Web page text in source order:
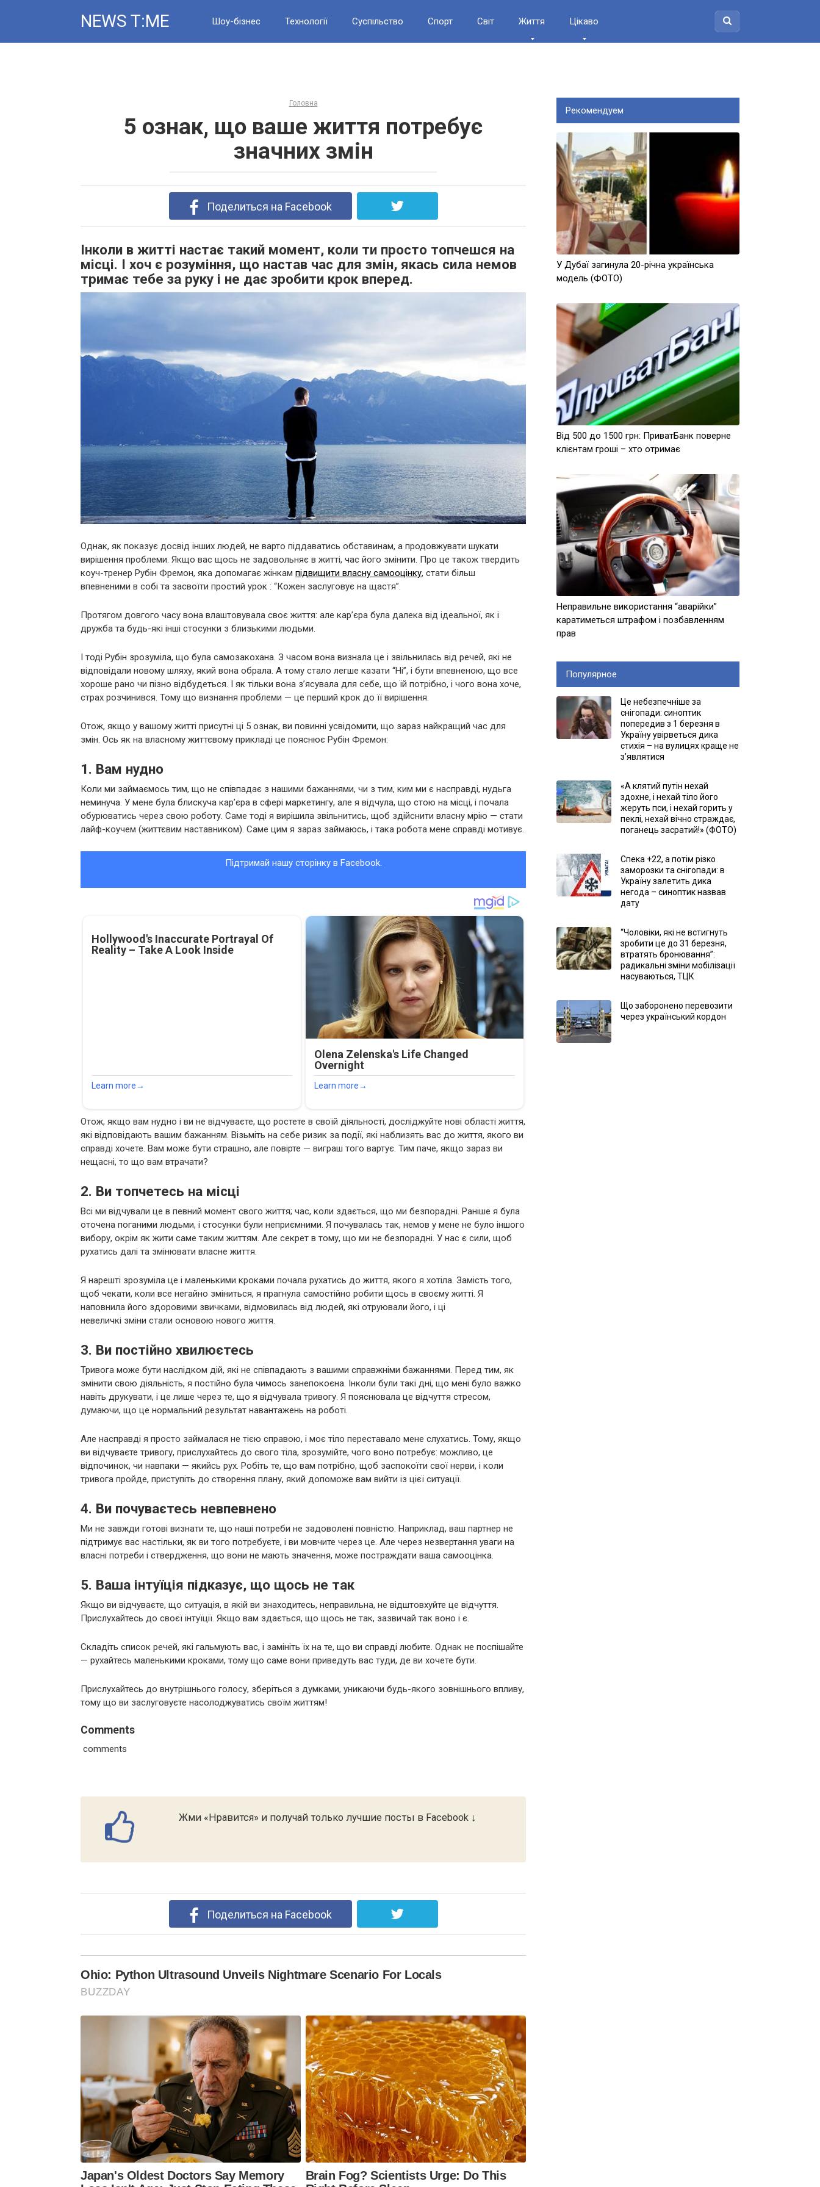
NEWS T:ME Шоу-бізнес Технології Суспільство Спорт Світ Життя Цікаво
Головна
5 ознак, що ваше життя потребує
значних змін
Поделиться на Facebook
Інколи в житті настає такий момент, коли ти просто топчешся на
місці. І хоч є розуміння, що настав час для змін, якась сила немов
тримає тебе за руку і не дає зробити крок вперед.
Однак, як показує досвід інших людей, не варто піддаватись обставинам, а продовжувати шукати
вирішення проблеми. Якщо вас щось не задовольняє в житті, час його змінити. Про це також твердить
коуч-тренер Рубін Фремон, яка допомагає жінкам підвищити власну самооцінку, стати більш
впевненими в собі та засвоїти простий урок : “Кожен заслуговує на щастя”.
Протягом довгого часу вона влаштовувала своє життя: але кар’єра була далека від ідеальної, як і
дружба та будь-які інші стосунки з близькими людьми.
І тоді Рубін зрозуміла, що була самозакохана. З часом вона визнала це і звільнилась від речей, які не
відповідали новому шляху, який вона обрала. А тому стало легше казати “Ні”, і бути впевненою, що все
хороше рано чи пізно відбудеться. І як тільки вона з’ясувала для себе, що їй потрібно, і чого вона хоче,
страх розчинився. Тому що визнання проблеми — це перший крок до її вирішення.
Отож, якщо у вашому житті присутні ці 5 ознак, ви повинні усвідомити, що зараз найкращий час для
змін. Ось як на власному життєвому прикладі це пояснює Рубін Фремон:
1. Вам нудно
Коли ми займаємось тим, що не співпадає з нашими бажаннями, чи з тим, ким ми є насправді, нудьга
неминуча. У мене була блискуча кар’єра в сфері маркетингу, але я відчула, що стою на місці, і почала
обурюватись через свою роботу. Саме тоді я вирішила звільнитись, щоб здійснити власну мрію — стати
лайф-коучем (життєвим наставником). Саме цим я зараз займаюсь, і така робота мене справді мотивує.
Підтримай нашу сторінку в Facebook.
Отож, якщо вам нудно і ви не відчуваєте, що ростете в своїй діяльності, досліджуйте нові області життя,
які відповідають вашим бажанням. Візьміть на себе ризик за події, які наблизять вас до життя, якого ви
справді хочете. Вам може бути страшно, але повірте — виграш того вартує. Тим паче, якщо зараз ви
нещасні, то що вам втрачати?
2. Ви топчетесь на місці
Всі ми відчували це в певний момент свого життя; час, коли здається, що ми безпорадні. Раніше я була
оточена поганими людьми, і стосунки були неприємними. Я почувалась так, немов у мене не було іншого
вибору, окрім як жити саме таким життям. Але секрет в тому, що ми не безпорадні. У нас є сили, щоб
рухатись далі та змінювати власне життя.
Я нарешті зрозуміла це і маленькими кроками почала рухатись до життя, якого я хотіла. Замість того,
щоб чекати, коли все негайно зміниться, я прагнула самостійно робити щось в своєму житті. Я
наповнила його здоровими звичками, відмовилась від людей, які отруювали його, і ці
невеличкі зміни стали основою нового життя.
3. Ви постійно хвилюєтесь
Тривога може бути наслідком дій, які не співпадають з вашими справжніми бажаннями. Перед тим, як
змінити свою діяльність, я постійно була чимось занепокоєна. Інколи були такі дні, що мені було важко
навіть друкувати, і це лише через те, що я відчувала тривогу. Я пояснювала це відчуття стресом,
думаючи, що це нормальний результат навантажень на роботі.
Але насправді я просто займалася не тією справою, і моє тіло переставало мене слухатись. Тому, якщо
ви відчуваєте тривогу, прислухайтесь до свого тіла, зрозумійте, чого воно потребує: можливо, це
відпочинок, чи навпаки — якийсь рух. Робіть те, що вам потрібно, щоб заспокоїти свої нерви, і коли
тривога пройде, приступіть до створення плану, який допоможе вам вийти із цієї ситуації.
4. Ви почуваєтесь невпевнено
Ми не завжди готові визнати те, що наші потреби не задоволені повністю. Наприклад, ваш партнер не
підтримує вас настільки, як ви того потребуєте, і ви мовчите через це. Але через незвертання уваги на
власні потреби і ствердження, що вони не мають значення, може постраждати ваша самооцінка.
5. Ваша інтуїція підказує, що щось не так
Якщо ви відчуваєте, що ситуація, в якій ви знаходитесь, неправильна, не відштовхуйте це відчуття.
Прислухайтесь до своєї інтуїції. Якщо вам здається, що щось не так, зазвичай так воно і є.
Складіть список речей, які гальмують вас, і замініть їх на те, що ви справді любите. Однак не поспішайте
— рухайтесь маленькими кроками, тому що саме вони приведуть вас туди, де ви хочете бути.
Прислухайтесь до внутрішнього голосу, зберіться з думками, уникаючи будь-якого зовнішнього впливу,
тому що ви заслуговуєте насолоджуватись своїм життям!
Comments
comments
Жми «Нравится» и получай только лучшие посты в Facebook ↓
Поделиться на Facebook
Рекомендуем
У Дубаї загинула 20-річна українська
модель (ФОТО)
Від 500 до 1500 грн: ПриватБанк поверне
клієнтам гроші – хто отримає
Неправильне використання “аварійки”
каратиметься штрафом і позбавленням
прав
Популярное
Це небезпечніше за
снігопади: синоптик
попередив з 1 березня в
Україну увірветься дика
стихія – на вулицях краще не
з’являтися
«А клятий путін нехай
здохне, і нехай тіло його
жеруть пси, і нехай горить у
пеклі, нехай вічно страждає,
поганець засратий!» (ФОТО)
Спека +22, а потім різко
заморозки та снігопади: в
Україну залетить дика
негода – синоптик назвав
дату
“Чоловіки, які не встигнуть
зробити це до 31 березня,
втратять бронювання”:
радикальні зміни мобілізації
насуваються, ТЦК
Що заборонено перевозити
через український кордон